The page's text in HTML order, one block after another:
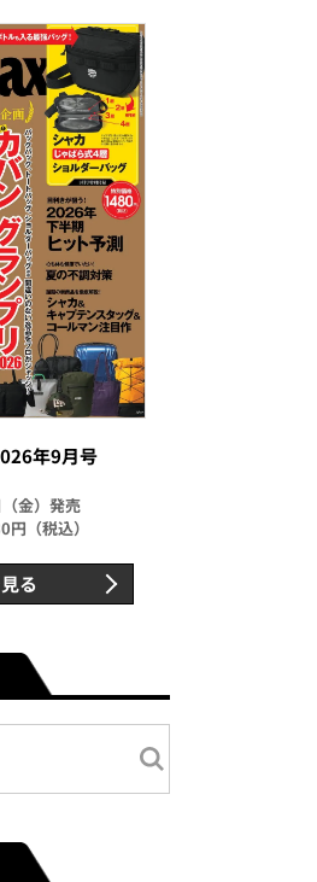
年9月号
金）発売
（税込）
る